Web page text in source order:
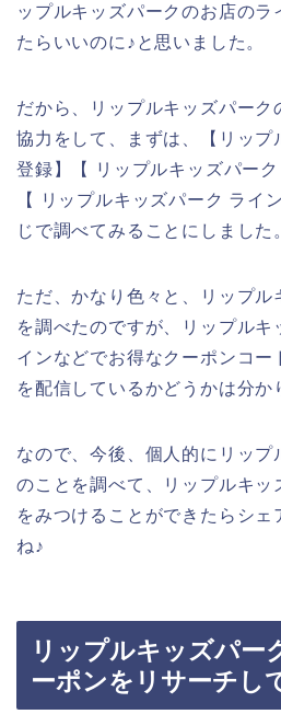
ップルキッズパークのお店のラ
たらいいのに♪と思いました。
だから、リップルキッズパーク
協力をして、まずは、【リップ
登録】【 リップルキッズパーク
【 リップルキッズパーク ライ
じで調べてみることにしました
ただ、かなり色々と、リップル
を調べたのですが、リップルキ
インなどでお得なクーポンコー
を配信しているかどうかは分か
なので、今後、個人的にリップ
のことを調べて、リップルキッ
をみつけることができたらシェ
ね♪
リップルキッズパー
ーポンをリサーチし